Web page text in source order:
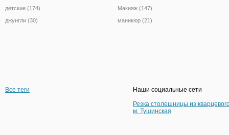
детские (174)
джунгли (30)
Макияж (147)
маникюр (21)
Все теги
Наши социальные сети
Резка столешницы из
м. Тушинская